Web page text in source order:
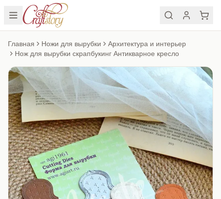
Главная Ножи для вырубки
Архитектура и интерьер
Нож для вырубки скрапбукинг Антикварное кресло